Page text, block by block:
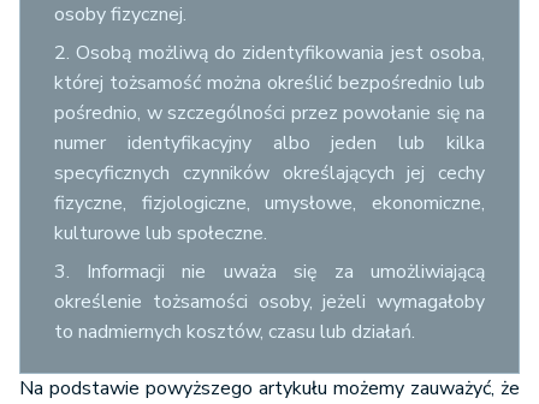
osoby fizycznej.
2. Osobą możliwą do zidentyfikowania jest osoba,
której tożsamość można określić bezpośrednio lub
pośrednio, w szczególności przez powołanie się na
numer identyfikacyjny albo jeden lub kilka
specyficznych czynników określających jej cechy
fizyczne, fizjologiczne, umysłowe, ekonomiczne,
kulturowe lub społeczne.
3. Informacji nie uważa się za umożliwiającą
określenie tożsamości osoby, jeżeli wymagałoby
to nadmiernych kosztów, czasu lub działań.
Na podstawie powyższego artykułu możemy zauważyć, że